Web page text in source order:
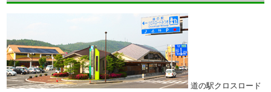
道の駅クロスロード